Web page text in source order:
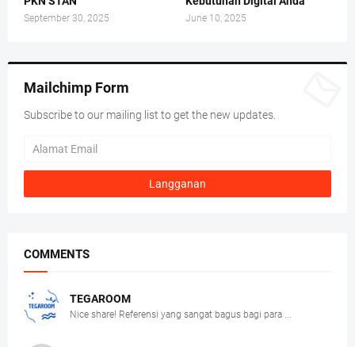
September 30, 2025 June 10, 2025
Mailchimp Form
Subscribe to our mailing list to get the new updates.
COMMENTS
TEGAROOM
Nice share! Referensi yang sangat bagus bagi para ...